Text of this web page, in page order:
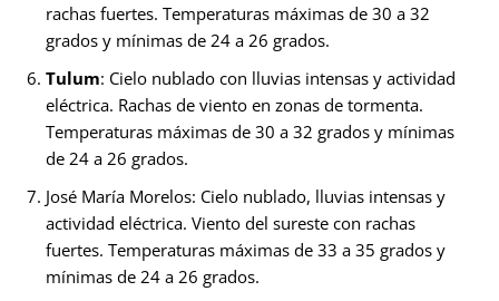
rachas fuertes. Temperaturas máximas de 30 a 32
grados y mínimas de 24 a 26 grados.
Tulum: Cielo nublado con lluvias intensas y actividad
eléctrica. Rachas de viento en zonas de tormenta.
Temperaturas máximas de 30 a 32 grados y mínimas
de 24 a 26 grados.
José María Morelos: Cielo nublado, lluvias intensas y
actividad eléctrica. Viento del sureste con rachas
fuertes. Temperaturas máximas de 33 a 35 grados y
mínimas de 24 a 26 grados.